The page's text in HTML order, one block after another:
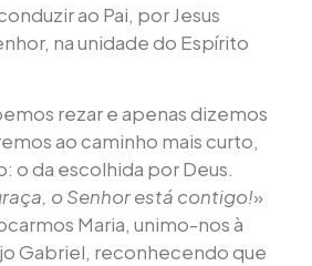
ao Pai, por Jesus
na unidade do Espírito
rezar e apenas dizemos
ao caminho mais curto,
o da escolhida por Deus.
o Senhor está contigo!»
Maria, unimo-nos à
Gabriel, reconhecendo que